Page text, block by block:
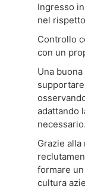
Ingresso
nel
Controllo
con un
Una
adattando
necessario.
Grazie
formare
cultura